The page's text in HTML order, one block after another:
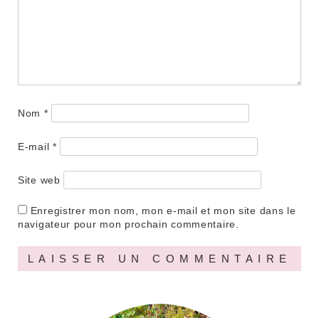
Nom *
E-mail *
Site web
Enregistrer mon nom, mon e-mail et mon site dans le
navigateur pour mon prochain commentaire.